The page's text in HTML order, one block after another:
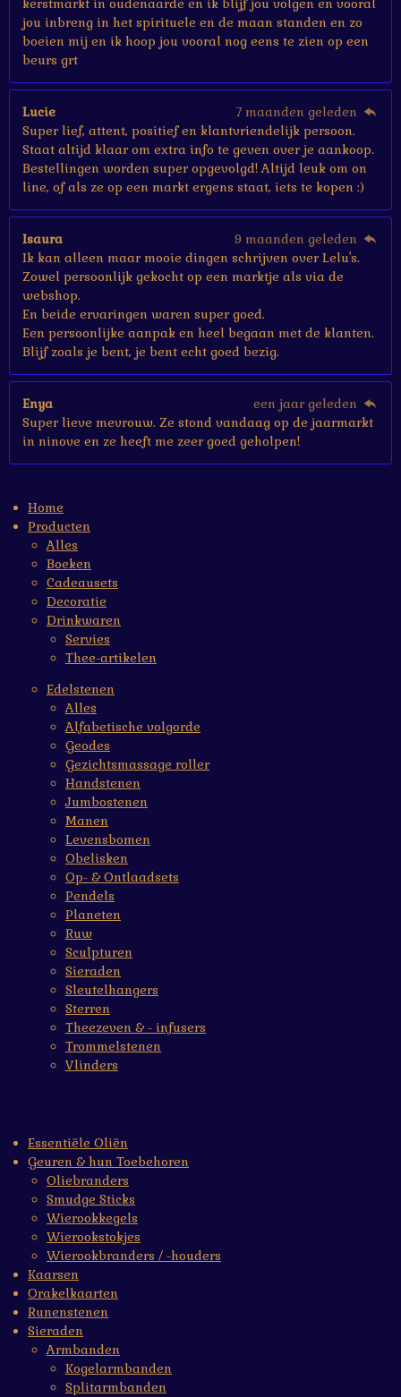
kerstmarkt in oudenaarde en ik blijf jou volgen en vooral
jou inbreng in het spirituele en de maan standen en zo
boeien mij en ik hoop jou vooral nog eens te zien op een
beurs grt
Lucie
7 maanden geleden
Super lief, attent, positief en klantvriendelijk persoon.
Staat altijd klaar om extra info te geven over je aankoop.
Bestellingen worden super opgevolgd! Altijd leuk om on
line, of als ze op een markt ergens staat, iets te kopen :)
Isaura
9 maanden geleden
Ik kan alleen maar mooie dingen schrijven over Lelu's.
Zowel persoonlijk gekocht op een marktje als via de
webshop.
En beide ervaringen waren super goed.
Een persoonlijke aanpak en heel begaan met de klanten.
Blijf zoals je bent, je bent echt goed bezig.
Enya
een jaar geleden
Super lieve mevrouw. Ze stond vandaag op de jaarmarkt
in ninove en ze heeft me zeer goed geholpen!
Home
Producten
Alles
Boeken
Cadeausets
Decoratie
Drinkwaren
Servies
Thee-artikelen
Edelstenen
Alles
Alfabetische volgorde
Geodes
Gezichtsmassage roller
Handstenen
Jumbostenen
Manen
Levensbomen
Obelisken
Op- & Ontlaadsets
Pendels
Planeten
Ruw
Sculpturen
Sieraden
Sleutelhangers
Sterren
Theezeven & - infusers
Trommelstenen
Vlinders
Essentiële Oliën
Geuren & hun Toebehoren
Oliebranders
Smudge Sticks
Wierookkegels
Wierookstokjes
Wierookbranders / -houders
Kaarsen
Orakelkaarten
Runenstenen
Sieraden
Armbanden
Kogelarmbanden
Splitarmbanden